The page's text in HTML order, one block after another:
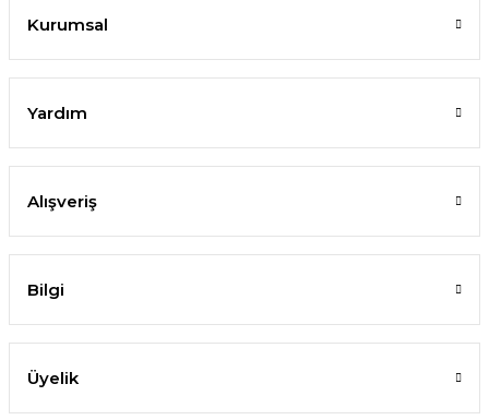
Kurumsal
Yardım
Alışveriş
Bilgi
Üyelik